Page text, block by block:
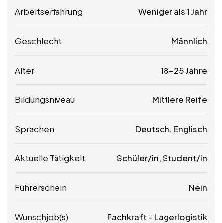
Arbeitserfahrung Weniger als 1 Jahr
Geschlecht Männlich
Alter 18-25 Jahre
Bildungsniveau Mittlere Reife
Sprachen Deutsch, Englisch
Aktuelle Tätigkeit Schüler/in, Student/in
Führerschein Nein
Wunschjob(s) Fachkraft – Lagerlogistik